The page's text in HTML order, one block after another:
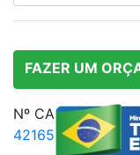
FAZER UM
Nº CA
42165